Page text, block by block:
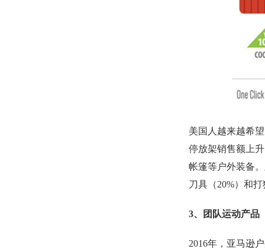
美国人越来越希
停放架销售额上
帐篷等户外装备
刀具（20%）和
3、团队运动产品
2016年，亚马逊